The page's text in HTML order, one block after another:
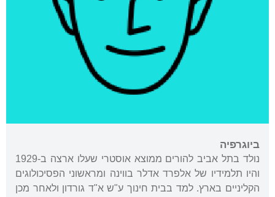
ביוגרפיה
נולד בתל אביב להורים ממוצא אוסטרי שעלו ארצה ב-1929
והיו תלמידיו של אלפרד אדלר בווינה ומראשוני הפסיכולוגים
הקליניים בארץ. למד בבית חינוך ע"ש א"ד גורדון ולאחר מכן